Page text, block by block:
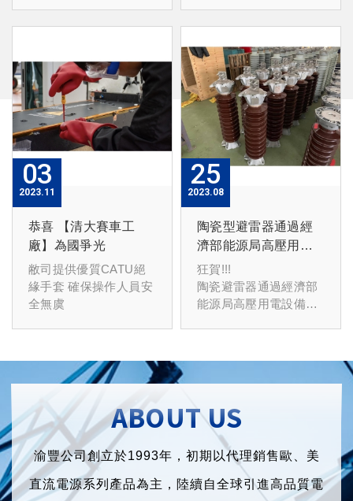
雷器
Tridelta 德國製產品 品
質有保證
以上避雷器可適用於鐵
路等設備
輸出: 110~125 VDC
容量: 40A/ 75A
電池組: 鋰鐵電池組
100AH
若有緊急事故 直流系統
發生故障
在汰換設備之前 臨時緊
急充電機租用服務
租金: 最低2,000 / 天
(細節歡迎詢問)
03
11
2023
恭喜 【清大賽車工
廠】為國爭光
敝司提供優質CATU絕
緣手套 確保操作人員安
全無虞
25
08
2023
陶瓷型避雷器通過經
濟部能源局高壓用電
設備審查
狂賀!!!
陶瓷避雷器通過經濟部
能源局高壓用電設備審
質有保證
以上避雷器可適用於鐵
路等設備
ABOUT US
渝豐公司創立於1993年，初期以代理銷售歐、美
直流電源系列產品為主，陸續自全球引進高品質電